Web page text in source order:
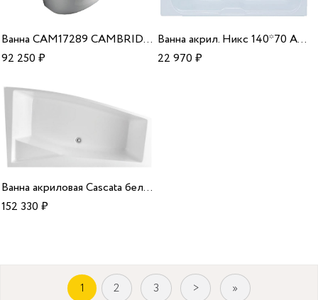
Ванна CAM17289 CAMBRIDGE 1720*890*570 Azario
92 250₽
Ванна акрил. Никс 140*70 Aquavel
22 970₽
Ванна акриловая Cascata белая 180*100*58 R Alparini
152 330₽
1 2 3 > »